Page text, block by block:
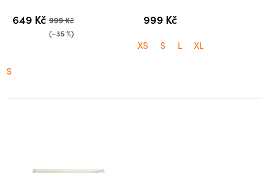
649 Kč 999 Kč
(–35 %)
S
999 Kč
XS S L XL